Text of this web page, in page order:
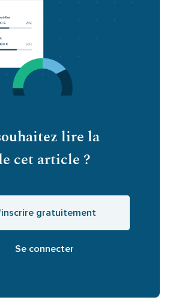
lire la
cet article ?
gratuitement
Se connecter